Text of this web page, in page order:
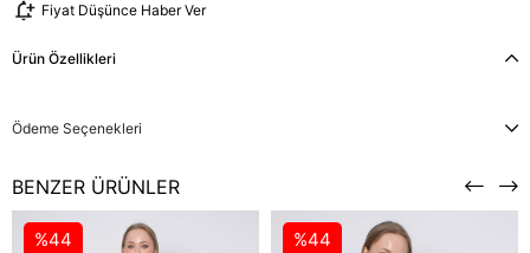
Fiyat Düşünce Haber Ver
Ürün Özellikleri
Ödeme Seçenekleri
BENZER ÜRÜNLER
%44 %44